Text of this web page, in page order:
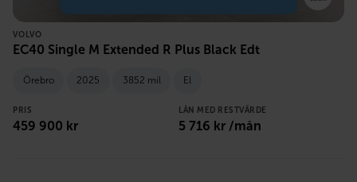
VOLVO
EC40 Single M Extended R Plus Black Edt
Örebro 2025 3852 mil El
PRIS
459 900 kr
LÅN MED RESTVÄRDE
5 716 kr /mån